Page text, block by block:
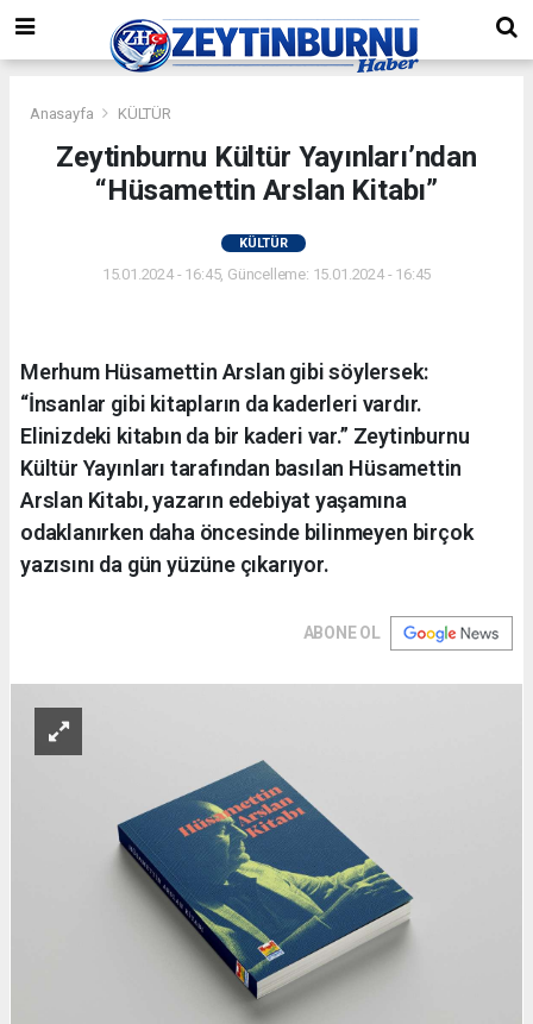
Anasayfa KÜLTÜR
Zeytinburnu Kültür Yayınları’ndan
“Hüsamettin Arslan Kitabı”
KÜLTÜR
15.01.2024 - 16:45, Güncelleme: 15.01.2024 - 16:45
Merhum Hüsamettin Arslan gibi söylersek:
“İnsanlar gibi kitapların da kaderleri vardır.
Elinizdeki kitabın da bir kaderi var.” Zeytinburnu
Kültür Yayınları tarafından basılan Hüsamettin
Arslan Kitabı, yazarın edebiyat yaşamına
odaklanırken daha öncesinde bilinmeyen birçok
yazısını da gün yüzüne çıkarıyor.
ABONE OL